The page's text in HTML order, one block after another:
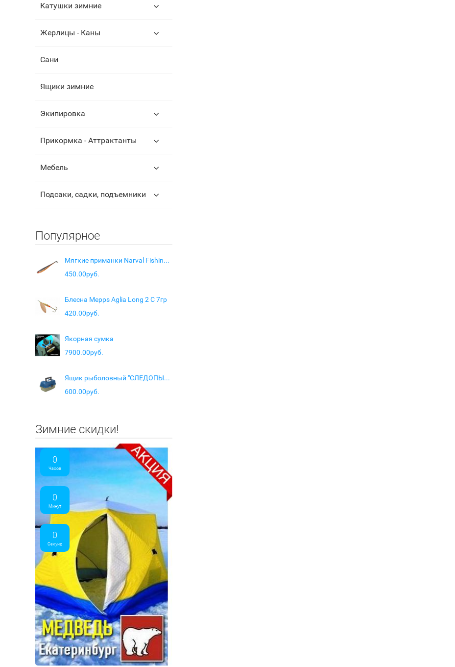
Катушки зимние
Жерлицы - Каны
Сани
Ящики зимние
Экипировка
Прикормка - Аттрактанты
Мебель
Подсаки, садки, подъемники
Популярное
Мягкие приманки Narval Fishing Skinny 08cm #034-Black Prince
450.00руб.
Блесна Mepps Aglia Long 2 C 7гр
420.00руб.
Якорная сумка
7900.00руб.
Ящик рыболовный "СЛЕДОПЫТ" с подъемной полкой
600.00руб.
Зимние скидки!
0
Часов
0
Минут
0
Секунд